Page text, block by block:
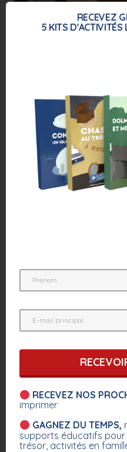
RECEVEZ
5 KITS D'ACTIVITÉS
RECEVEZ NOS
imprimer
GAGNEZ DU TEMPS,
supports éducatifs pour
trésor, activités en